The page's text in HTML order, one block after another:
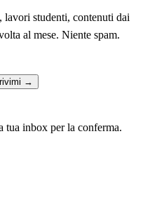
lavori studenti, contenuti dai
al mese. Niente spam.
→
tua inbox per la conferma.